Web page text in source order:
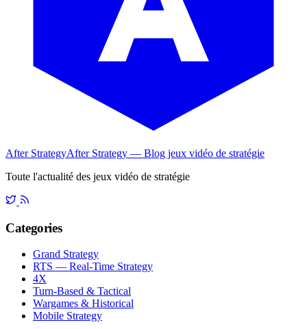
After StrategyAfter Strategy — Blog jeux vidéo de stratégie
Toute l'actualité des jeux vidéo de stratégie
Categories
Grand Strategy
RTS — Real-Time Strategy
4X
Turn-Based & Tactical
Wargames & Historical
Mobile Strategy